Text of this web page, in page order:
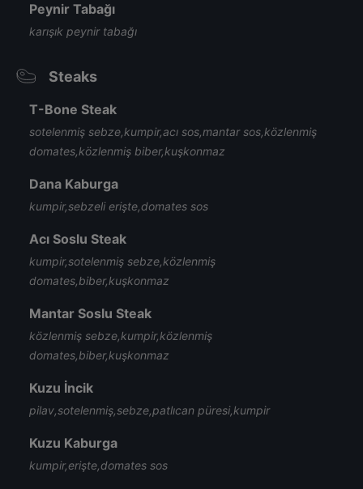
Peynir Tabağı
karışık peynir tabağı
Steaks
T-Bone Steak
sotelenmiş sebze,kumpir,acı sos,mantar sos,közlenmiş
domates,közlenmiş biber,kuşkonmaz
Dana Kaburga
kumpir,sebzeli erişte,domates sos
Acı Soslu Steak
kumpir,sotelenmiş sebze,közlenmiş
domates,biber,kuşkonmaz
Mantar Soslu Steak
közlenmiş sebze,kumpir,közlenmiş
domates,biber,kuşkonmaz
Kuzu İncik
pilav,sotelenmiş,sebze,patlıcan püresi,kumpir
Kuzu Kaburga
kumpir,erişte,domates sos